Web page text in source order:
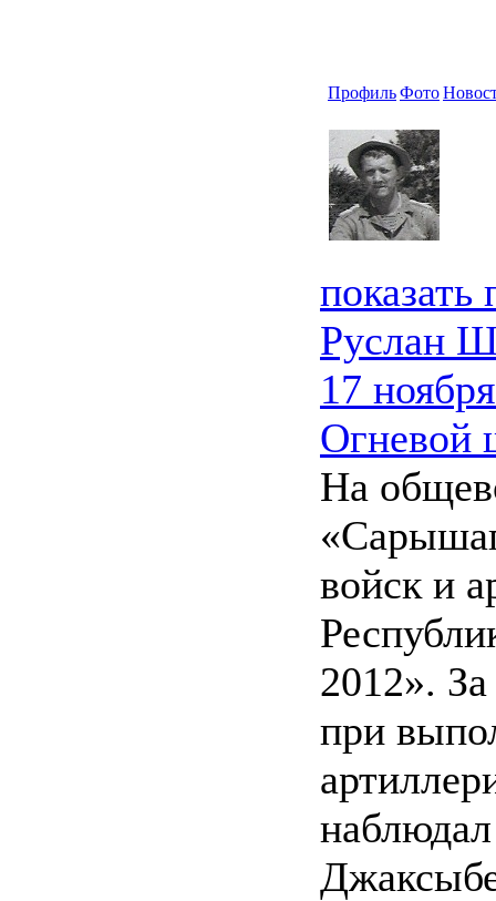
ПрофильФото
Руслан
17
Огневой
На
войск и
2012».
при